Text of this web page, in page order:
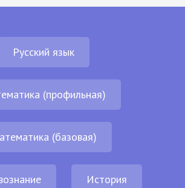
Русский язык
(профильная)
(базовая)
История